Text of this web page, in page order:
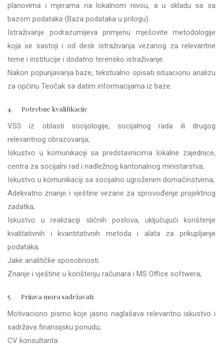
planovima i mjerama na lokalnom nivou, a u skladu sa sa
bazom podataka (Baza podataka u prilogu).
Istraživanje podrazumijeva primjenu mješovite metodologije
koja se sastoji i od desk istraživanja vezanog za relevantne
teme i institucije i dodatno terensko istraživanje.
Nakon popunjavanja baze, tekstualno opisati situacionu analizu
za općinu Teočak sa datim informacijama iz baze.
4. Potrebne kvalifikacije
VSS iz oblasti socijologije, socijalnog rada ili drugog
relevantnog obrazovanja;
Iskustvo u komunikaciji sa predstavnicima lokalne zajednice,
centra za socijalni rad i nadležnog kantonalnog ministarstva;
Iskustvo u komunikaciji sa socijalno ugroženim domaćinstvima;
Adekvatno znanje i vještine vezane za sprovođenje projektnog
zadatka;
Iskustvo u realizaciji sličnih poslova, uključujući korištenje
kvalitativnih i kvantitativnih metoda i alata za prikupljanje
podataka;
Jake analitičke sposobnosti.
Znanje i vještine u korištenju računara i MS Office softwera;
5. Prijava mora sadržavati:
Motivaciono pismo koje jasno naglašava relevantno iskustvo i
sadržava finansijsku ponudu;
CV konsultanta.